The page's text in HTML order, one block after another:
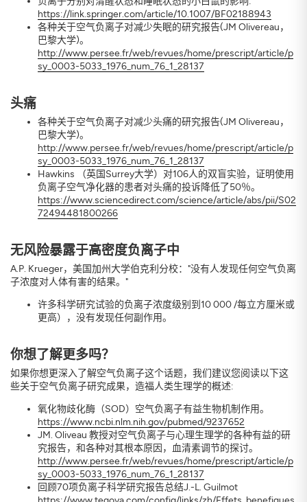
https://link.springer.com/article/10.1007/BF02188943
各种关于空气负离子对减少失眠的研究报告(JM Olivereau，
巴黎大学)。
http://www.persee.fr/web/revues/home/prescript/article/p
sy_0003-5033_1976_num_76_1_28137
头痛
各种关于空气负离子对减少头痛的研究报告(JM Olivereau，
巴黎大学)。
http://www.persee.fr/web/revues/home/prescript/article/p
sy_0003-5033_1976_num_76_1_28137
Hawkins （英国Surrey大学）对106人的双盲实验，证明使用
负离子空气净化器的患者对头痛的投诉降低了50％。
https://www.sciencedirect.com/science/article/abs/pii/S02
72494481800266
无风险暴露于高密度负离子中
A.P. Krueger，美国加州大学伯克利分校："没有人发现任何空气负离
子浓度对人体有害的结果。"
许多科学研究试验的负离子浓度级别到10 000 /每立方厘米或
更高），没有发现任何副作用。
你想了解更多吗？
如果你想更深入了解空气负离子这个话题，我们建议您阅读以下这
些关于空气负离子研究成果，造福人类生理学的概述:
氧化物歧化酶（SOD）空气负离子有益生物机制作用。
https://www.ncbi.nlm.nih.gov/pubmed/9237652
JM. Oliveau 教授对空气负离子与心理生理学的各种有益的研
究报告，和各种对其根本原因，血清素调节的探讨。
http://www.persee.fr/web/revues/home/prescript/article/p
sy_0003-5033_1976_num_76_1_28137
回顾70项负离子科学研究报告总结J.-L. Guilmot